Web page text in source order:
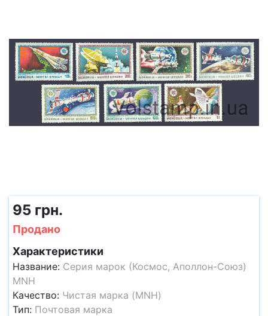
95 грн.
Продано
Характеристики
Название: Серия марок (Космос, Аполлон-Союз)
MNH
Качество: Чистая марка (MNH)
Тип: Почтовая марка